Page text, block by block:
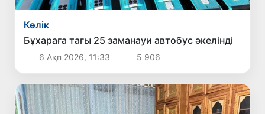
Көлік
Бұхараға тағы 25 заманауи автобус әкелінді
6 Ақп 2026, 11:33 5 906